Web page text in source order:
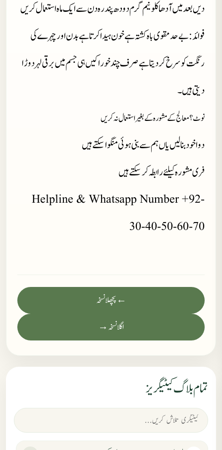
دیں بعد میں آدھا کلو نیم گرم دودھ پندرہ دن سے ایک ماہ استعمال کریں
فوائد : بے حد مقوی باہ کشتہ ہے خون ہیدا کرتا ہے بدن اور چہرے کی
رنگت کو سرخ کردیتا ہے صرف چند خوراکیں ہی جسم میں برقی لہر دوڑا
دیتی ہیں۔
نوٹ ؟ معالج کے مشورہ کے بغیر استعمال نہ کریں
دوا خود بنا لیں یاں ہم سے بنی ہوئی منگوا سکتے ہیں
فری مشورہ کیلئے رابطہ کر سکتے ہیں
Helpline & Whatsapp Number +92-
30-40-50-60-70
← پچھلا نسخہ
اگلا نسخہ →
تمام بلاگ کیٹیگریز